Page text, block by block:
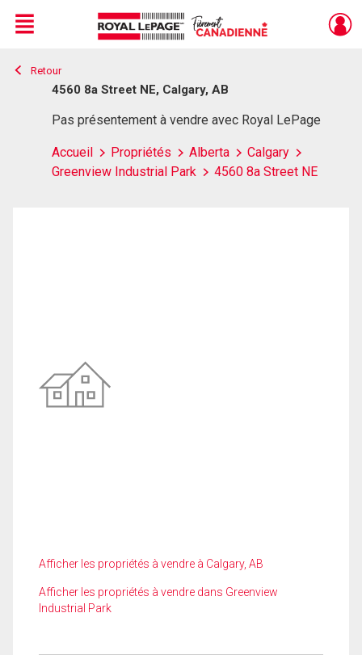
Live
En Direct
Menu
Retour
4560 8a Street NE, Calgary, AB
Pas présentement à vendre avec Royal LePage
Accueil Propriétés Alberta
Calgary
Greenview Industrial Park
4560 8a Street NE
Afficher les propriétés à vendre à Calgary, AB
Afficher les propriétés à vendre dans Greenview
Industrial Park